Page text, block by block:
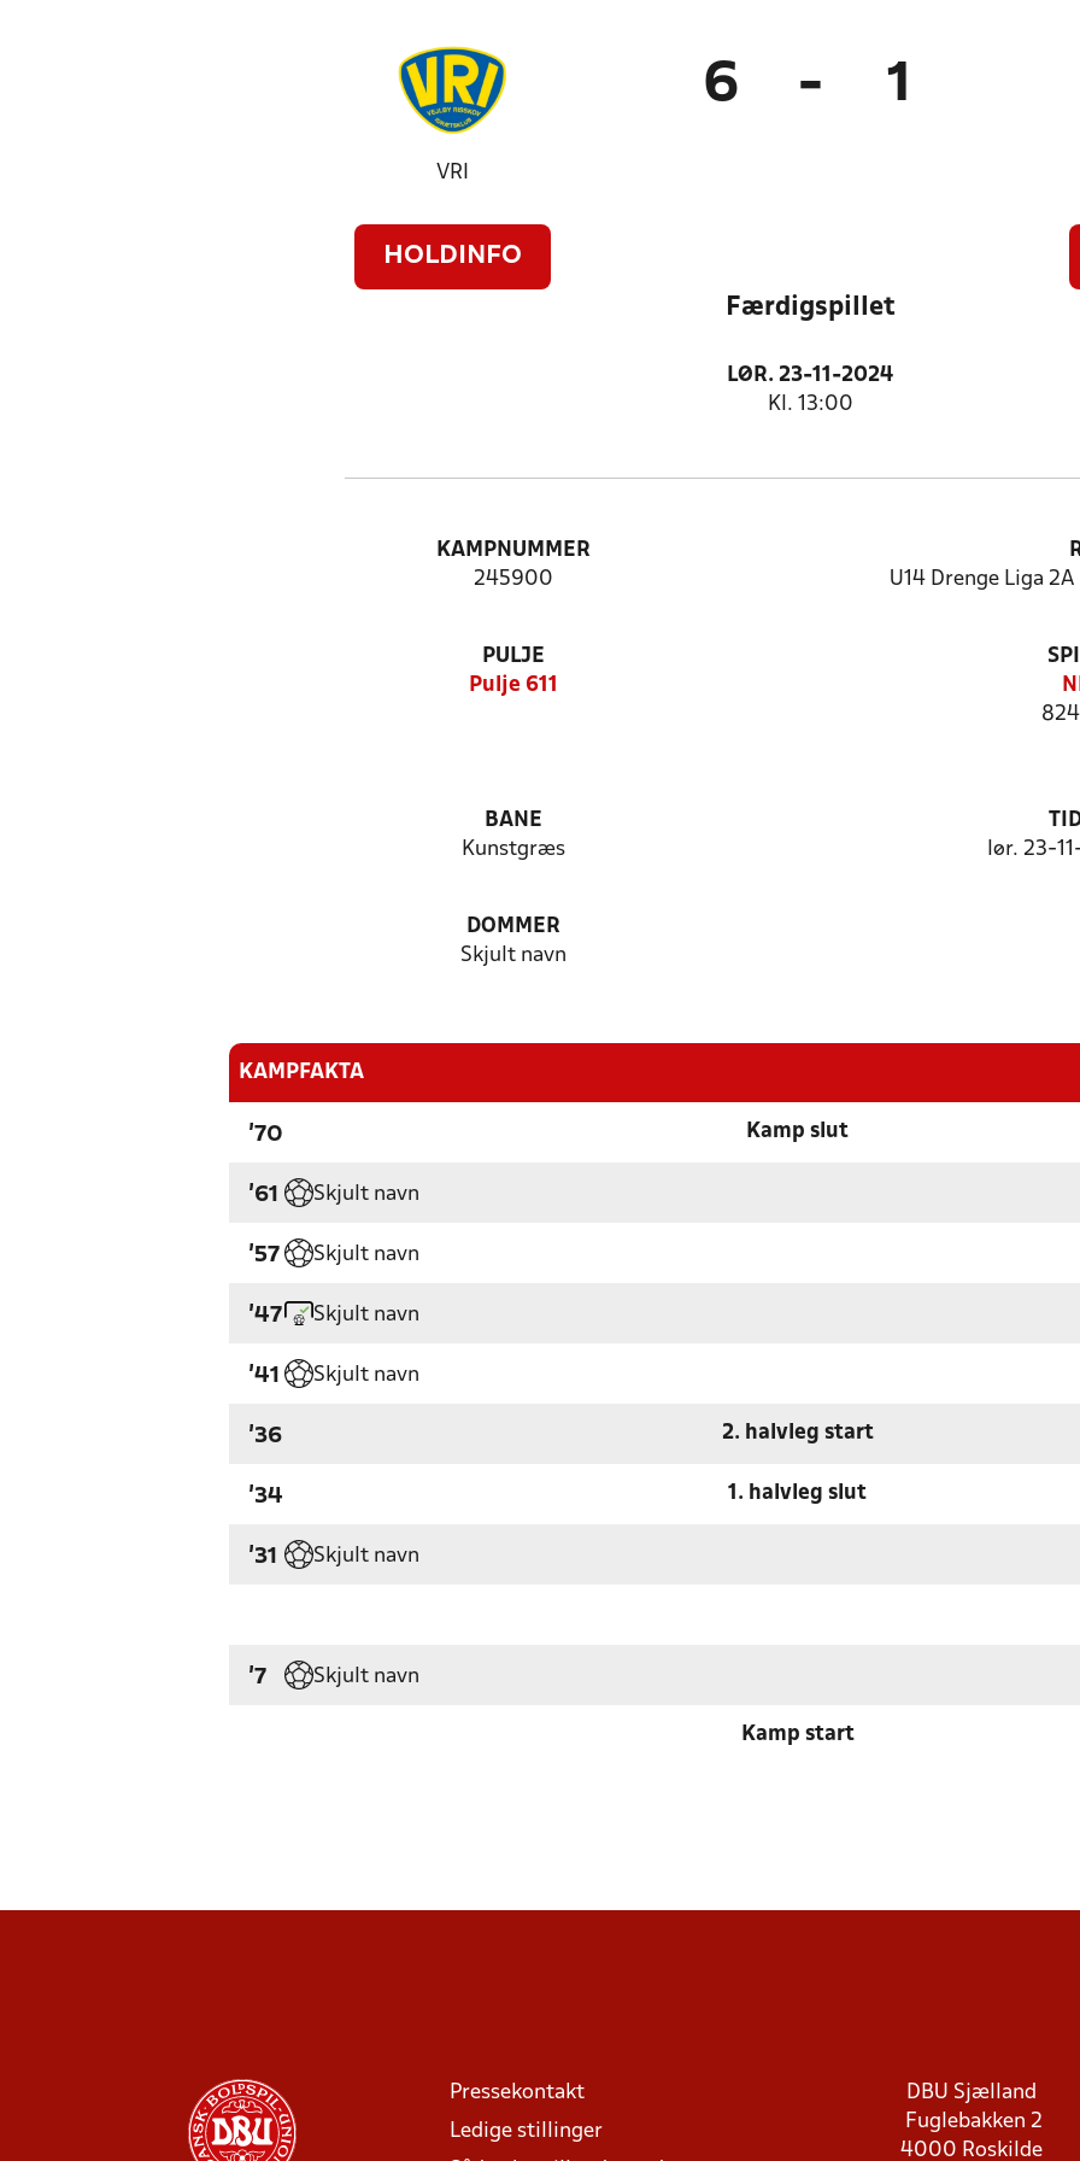
VRI
HOLDINFO
6 - 1
Færdigspillet
LØR. 23-11-2024
Kl. 13:00
KAMPNUMMER
245900
U14 Drenge Liga
PULJE
Pulje 611
BANE
Kunstgræs
lør. 23-
DOMMER
Skjult navn
KAMPFAKTA
'70 Kamp slut
'61 Skjult navn
'57 Skjult navn
'47 Skjult navn
'41 Skjult navn
'36 2. halvleg start
'34 1. halvleg slut
'31 Skjult navn
'7 Skjult navn
Kamp start
Pressekontakt
Ledige stillinger
DBU Sjælland
Fuglebakken 2
4000 Roskilde